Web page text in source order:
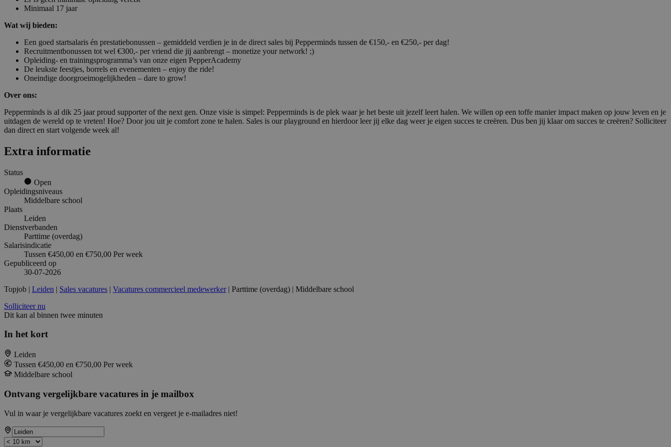
Minimaal 17 jaar
Wat wij bieden:
Een goed startsalaris én prestatiebonussen – gemiddeld verdien je in de direct sales bij Pepperminds tussen de €150,- en €250,- per dag!
Recruitmentbonussen tot wel €300,- per vriend die jij aanbrengt – monetize your network! ;)
Opleiding- en trainingsprogramma’s van onze eigen PepperAcademy
De leukste feestjes, borrels en evenementen – enjoy the ride!
Oneindige doorgroeimogelijkheden – dare to grow!
Over ons:
Pepperminds is al dik 25 jaar proud supporter of the next gen. Onze visie is simpel: Pepperminds is de plek waar je het beste uit jezelf leert halen. We willen op een toffe manier impact maken op jouw leven en je
uitdagen de wereld op te vreten! Hoe? Door jou uit je comfort zone te halen. Sales is our playground en hierdoor leer jij elke dag weer je eigen succes te creëren. Dus ben jij klaar om succes te creëren? Solliciteer
dan direct en start volgende week al!
Extra informatie
Status
Open
Opleidingsniveaus
Middelbare school
Plaats
Leiden
Dienstverbanden
Parttime (overdag)
Salarisindicatie
Tussen €450,00 en €750,00 Per week
Gepubliceerd op
30-07-2026
Topjob | Leiden | Sales vacatures | Vacatures commercieel medewerker| Parttime (overdag) | Middelbare school
Solliciteer nu
Dit kan al binnen twee minuten
In het kort
Leiden
Tussen €450,00 en €750,00 Per week
Middelbare school
Ontvang vergelijkbare vacatures in je mailbox
Vul in waar je vergelijkbare vacatures zoekt en vergeet je e-mailadres niet!